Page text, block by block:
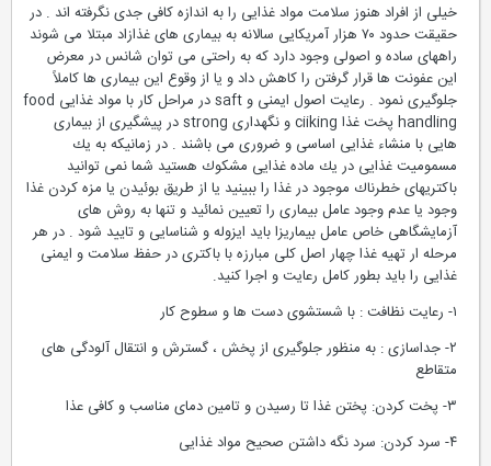
خیلی از افراد هنوز سلامت مواد غذایی را به اندازه كافی جدی نگرفته اند . در
حقیقت حدود ۷۰ هزار آمریكایی سالانه به بیماری های غذازاد مبتلا می شوند
راههای ساده و اصولی وجود دارد كه به راحتی می توان شانس در معرض
این عفونت ها قرار گرفتن را كاهش داد و یا از وقوع این بیماری ها كاملاً
جلوگیری نمود . رعایت اصول ایمنی و saft در مراحل كار با مواد غذایی food
handling پخت غذا ciiking و نگهداری strong در پیشگیری از بیماری
هایی با منشاء غذایی اساسی و ضروری می باشند . در زمانیكه به یك
مسمومیت غذایی در یك ماده غذایی مشكوك هستید شما نمی توانید
باكتریهای خطرناك موجود در غذا را ببینید یا از طریق بوئیدن یا مزه كردن غذا
وجود یا عدم وجود عامل بیماری را تعیین نمائید و تنها به روش های
آزمایشگاهی خاص عامل بیماریزا باید ایزوله و شناسایی و تایید شود . در هر
مرحله ار تهیه غذا چهار اصل كلی مبارزه با باكتری در حفظ سلامت و ایمنی
غذایی را باید بطور كامل رعایت و اجرا كنید.
۲- جداسازی : به منظور جلوگیری از پخش ، گسترش و انتقال آلودگی های
متقاطع